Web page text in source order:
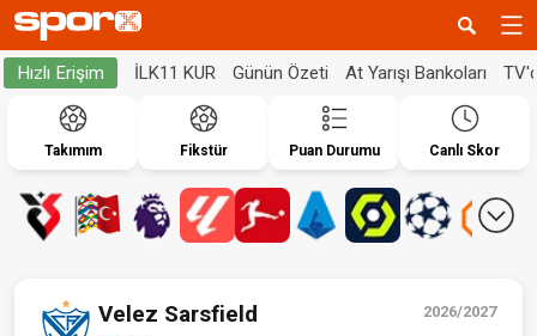
Hızlı Erişim İLK11 KUR Günün Özeti At Yarışı Bankoları
Takımım Fikstür Puan Durumu Canlı Skor
2026/2027
Velez Sarsfield